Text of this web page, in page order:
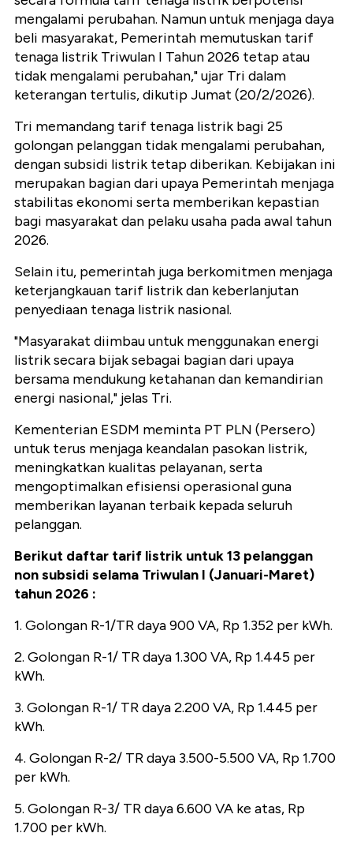
mengalami perubahan. Namun untuk menjaga daya
beli masyarakat, Pemerintah memutuskan tarif
tenaga listrik Triwulan I Tahun 2026 tetap atau
tidak mengalami perubahan," ujar Tri dalam
keterangan tertulis, dikutip Jumat (20/2/2026).
Tri memandang tarif tenaga listrik bagi 25
golongan pelanggan tidak mengalami perubahan,
dengan subsidi listrik tetap diberikan. Kebijakan ini
merupakan bagian dari upaya Pemerintah menjaga
stabilitas ekonomi serta memberikan kepastian
bagi masyarakat dan pelaku usaha pada awal tahun
2026.
Selain itu, pemerintah juga berkomitmen menjaga
keterjangkauan tarif listrik dan keberlanjutan
penyediaan tenaga listrik nasional.
"Masyarakat diimbau untuk menggunakan energi
listrik secara bijak sebagai bagian dari upaya
bersama mendukung ketahanan dan kemandirian
energi nasional," jelas Tri.
Kementerian ESDM meminta PT PLN (Persero)
untuk terus menjaga keandalan pasokan listrik,
meningkatkan kualitas pelayanan, serta
mengoptimalkan efisiensi operasional guna
memberikan layanan terbaik kepada seluruh
pelanggan.
Berikut daftar tarif listrik untuk 13 pelanggan
non subsidi selama Triwulan I (Januari-Maret)
tahun 2026 :
1. Golongan R-1/TR daya 900 VA, Rp 1.352 per kWh.
2. Golongan R-1/ TR daya 1.300 VA, Rp 1.445 per
kWh.
3. Golongan R-1/ TR daya 2.200 VA, Rp 1.445 per
kWh.
4. Golongan R-2/ TR daya 3.500-5.500 VA, Rp 1.700
per kWh.
5. Golongan R-3/ TR daya 6.600 VA ke atas, Rp
1.700 per kWh.